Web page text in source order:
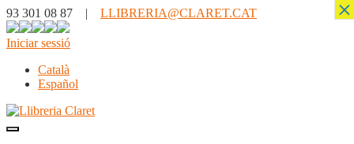
93 301 08 87 | LLIBRERIA@CLARET.CAT
Iniciar sessió
Català
Español
×